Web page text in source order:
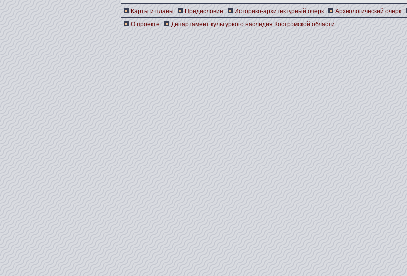
Карты и планы Предисловие Историко-архитектурный очерк Археологический очерк
О проекте
Департамент культурного наследия Костромской области